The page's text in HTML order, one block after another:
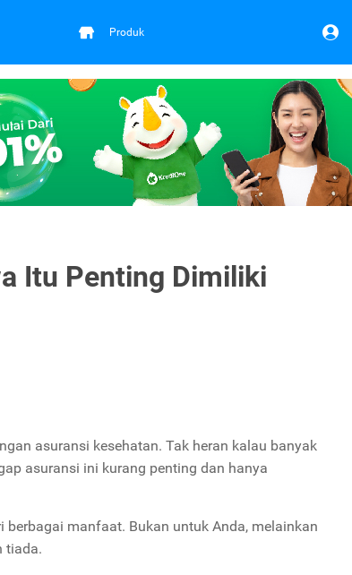
Produk
Itu Penting Dimiliki
asuransi kesehatan. Tak heran kalau banyak
asuransi ini kurang penting dan hanya
manfaat. Bukan untuk Anda, melainkan
tiada.